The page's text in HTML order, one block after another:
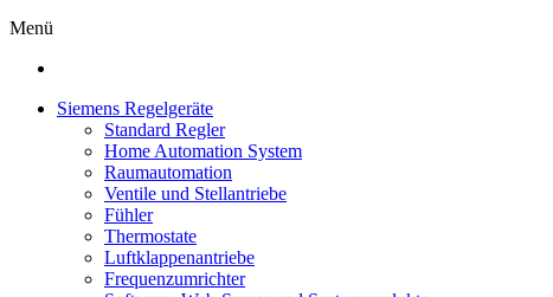
Menü
Siemens Regelgeräte
Standard Regler
Home Automation System
Raumautomation
Ventile und Stellantriebe
Fühler
Thermostate
Luftklappenantriebe
Frequenzumrichter